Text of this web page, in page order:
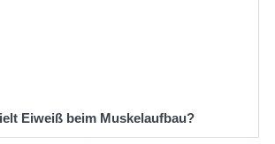
Eiweiß beim Muskelaufbau?